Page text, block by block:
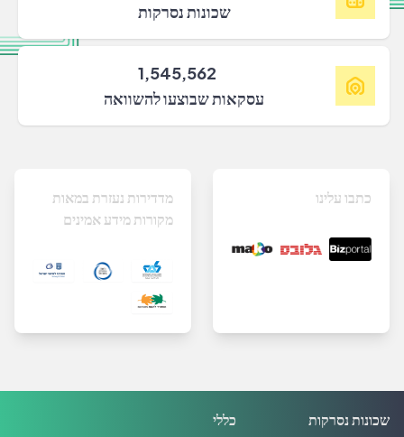
שכונות נסרקות
1,545,562
עסקאות שבוצעו להשוואה
מדדירות נעזרת במאות
מקורות מידע אמינים
כתבו עלינו
כללי שכונות נסרקות